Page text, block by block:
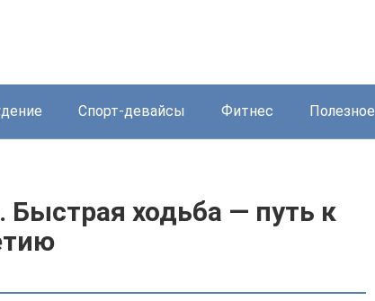
Спорт-девайсы Фитнес Полезное
Быстрая ходьба — путь к